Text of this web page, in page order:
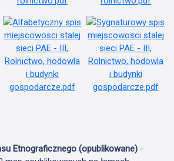
Etnograficznego (opublikowane) -